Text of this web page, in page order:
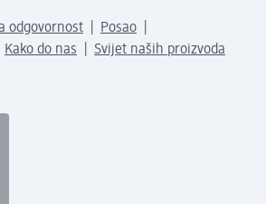
odgovornost
Posao
Kako do nas Svijet naših proizvoda